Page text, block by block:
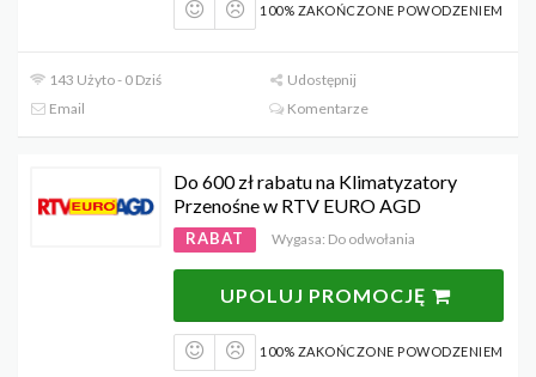
100% ZAKOŃCZONE POWODZENIEM
143 Użyto - 0 Dziś
Udostępnij
Email
Komentarze
Do 600 zł rabatu na Klimatyzatory
Przenośne w RTV EURO AGD
RABAT Wygasa: Do odwołania
UPOLUJ PROMOCJĘ
100% ZAKOŃCZONE POWODZENIEM